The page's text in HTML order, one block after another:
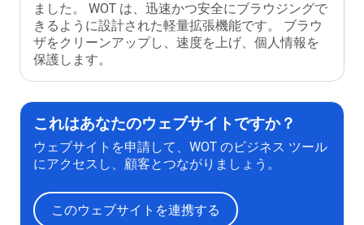
ました。 WOT は、迅速かつ安全にブラウジングで
きるように設計された軽量拡張機能です。 ブラウ
ザをクリーンアップし、速度を上げ、個人情報を
保護します。
これはあなたのウェブサイトですか？
ウェブサイトを申請して、WOT のビジネス ツール
にアクセスし、顧客とつながりましょう。
このウェブサイトを連携する